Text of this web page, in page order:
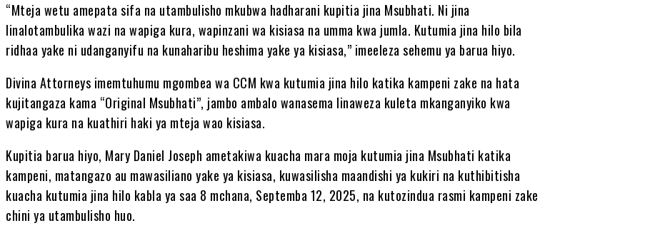
“Mteja wetu amepata sifa na utambulisho mkubwa hadharani kupitia jina Msubhati. Ni jina
linalotambulika wazi na wapiga kura, wapinzani wa kisiasa na umma kwa jumla. Kutumia jina hilo bila
ridhaa yake ni udanganyifu na kunaharibu heshima yake ya kisiasa,” imeeleza sehemu ya barua hiyo.
Divina Attorneys imemtuhumu mgombea wa CCM kwa kutumia jina hilo katika kampeni zake na hata
kujitangaza kama “Original Msubhati”, jambo ambalo wanasema linaweza kuleta mkanganyiko kwa
wapiga kura na kuathiri haki ya mteja wao kisiasa.
Kupitia barua hiyo, Mary Daniel Joseph ametakiwa kuacha mara moja kutumia jina Msubhati katika
kampeni, matangazo au mawasiliano yake ya kisiasa, kuwasilisha maandishi ya kukiri na kuthibitisha
kuacha kutumia jina hilo kabla ya saa 8 mchana, Septemba 12, 2025, na kutozindua rasmi kampeni zake
chini ya utambulisho huo.